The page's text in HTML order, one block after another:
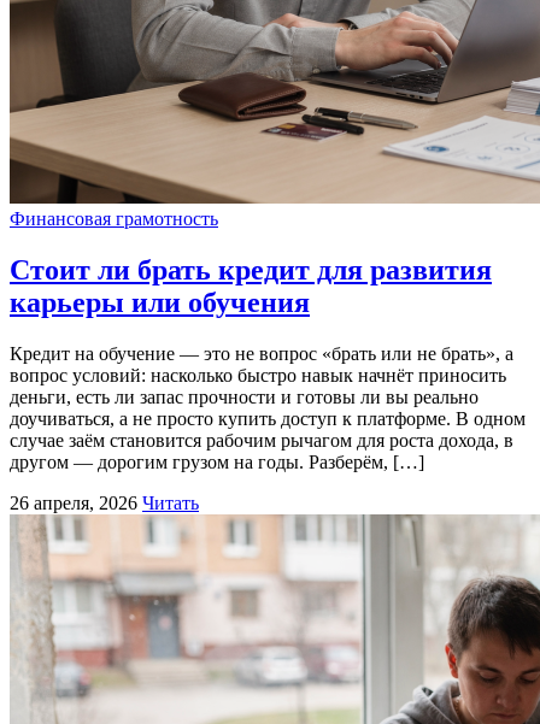
Финансовая грамотность
Стоит ли брать кредит для развития
карьеры или обучения
Кредит на обучение — это не вопрос «брать или не брать», а
вопрос условий: насколько быстро навык начнёт приносить
деньги, есть ли запас прочности и готовы ли вы реально
доучиваться, а не просто купить доступ к платформе. В одном
случае заём становится рабочим рычагом для роста дохода, в
другом — дорогим грузом на годы. Разберём, […]
26 апреля, 2026 Читать